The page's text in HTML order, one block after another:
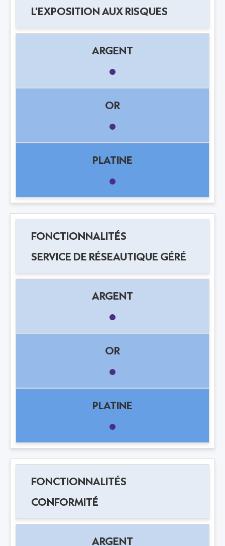
L'EXPOSITION AUX RISQUES
SERVICE DE RÉSEAUTIQUE GÉRÉ
CONFORMITÉ